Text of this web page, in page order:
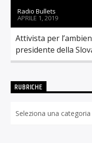
Radio Bullets
APRILE 1, 2019
Attivista per
presidente della
RUBRICHE